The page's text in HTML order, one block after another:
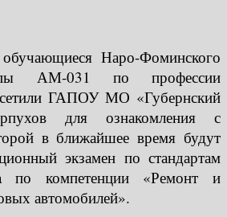
Наро-Фоминского
АМ-031 по профессии
ГАПОУ МО «Губернский
для ознакомления с
в ближайшее время будут
экзамен по стандартам
по компетенции «Ремонт и
автомобилей».